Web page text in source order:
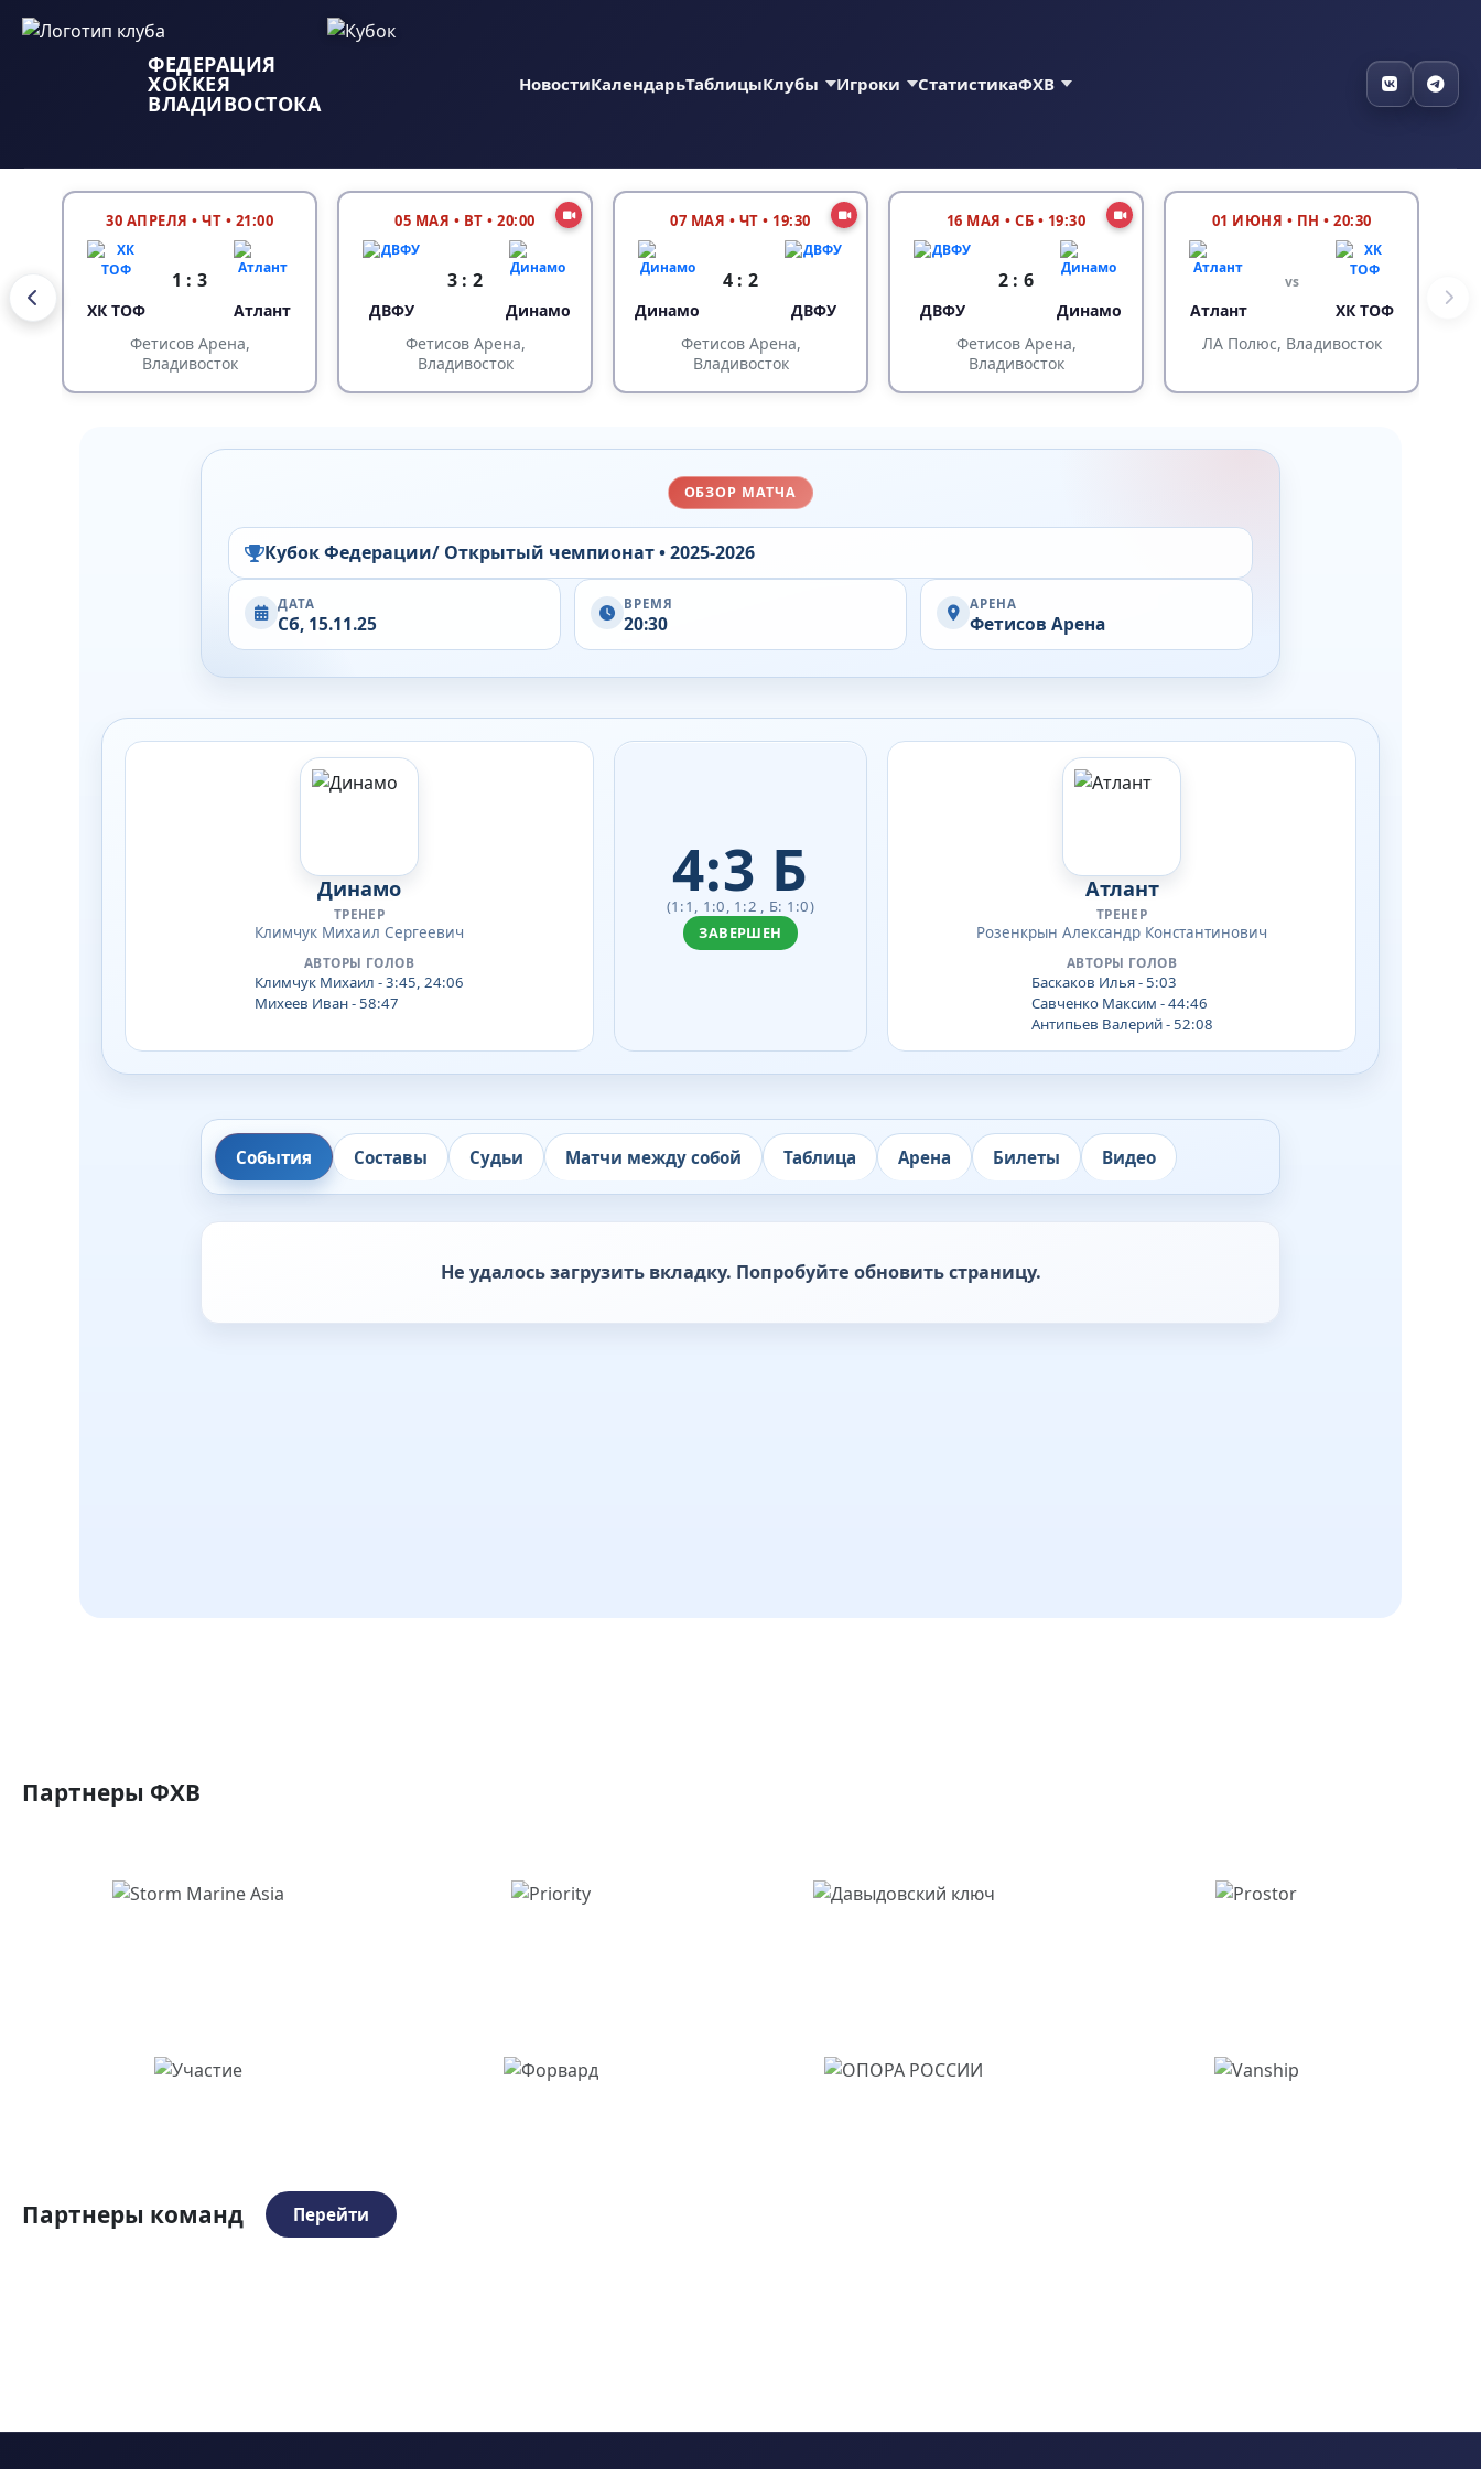
ФЕДЕРАЦИЯ
ХОККЕЯ
ВЛАДИВОСТОКА
НовостиКалендарьТаблицыКлубы Игроки СтатистикаФХВ
30 АПРЕЛЯ • ЧТ • 21:00
ХК ТОФ
1 : 3
Атлант
Фетисов Арена,
Владивосток
05 МАЯ • ВТ • 20:00
ДВФУ
3 : 2
Динамо
Фетисов Арена,
Владивосток
07 МАЯ • ЧТ • 19:30
Динамо
4 : 2
ДВФУ
Фетисов Арена,
Владивосток
16 МАЯ•СБ • 19:30
ДВФУ
2 : 6
Динамо
Фетисов Арена,
Владивосток
01 ИЮНЯ • ПН • 20:30
Атлант
vs
ХК ТОФ
ЛА Полюс, Владивосток
ОБЗОР МАТЧА
Кубок Федерации/ Открытый чемпионат • 2025-2026
ДАТА
Сб, 15.11.25
ВРЕМЯ
20:30
АРЕНА
Фетисов Арена
Динамо
ТРЕНЕР
Климчук Михаил Сергеевич
АВТОРЫ ГОЛОВ
Климчук Михаил - 3:45, 24:06
Михеев Иван - 58:47
4:3 Б
(1:1, 1:0, 1:2 , Б: 1:0)
ЗАВЕРШЕН
Атлант
ТРЕНЕР
Розенкрын Александр Константинович
АВТОРЫ ГОЛОВ
Баскаков Илья - 5:03
Савченко Максим - 44:46
Антипьев Валерий - 52:08
События Составы Судьи Матчи между собой Таблица Арена Билеты Видео
Не удалось загрузить вкладку. Попробуйте обновить страницу.
Партнеры ФХВ
Партнеры команд Перейти